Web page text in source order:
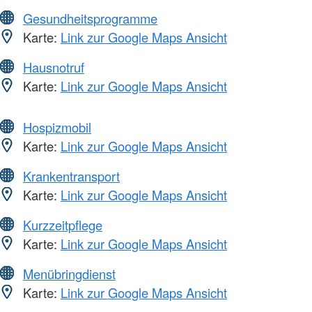
Gesundheitsprogramme
Karte: Link zur Google Maps Ansicht
Hausnotruf
Karte: Link zur Google Maps Ansicht
Hospizmobil
Karte: Link zur Google Maps Ansicht
Krankentransport
Karte: Link zur Google Maps Ansicht
Kurzzeitpflege
Karte: Link zur Google Maps Ansicht
Menübringdienst
Karte: Link zur Google Maps Ansicht